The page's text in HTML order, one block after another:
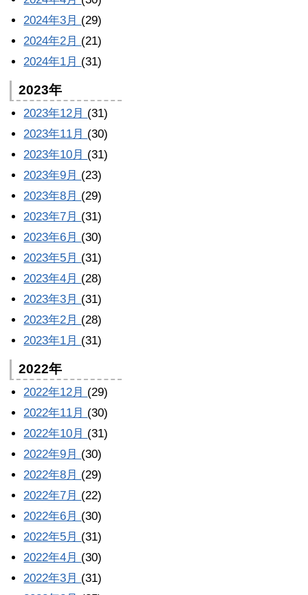
2024年3月 (29)
2024年2月 (21)
2024年1月 (31)
2023年
2023年12月 (31)
2023年11月 (30)
2023年10月 (31)
2023年9月 (23)
2023年8月 (29)
2023年7月 (31)
2023年6月 (30)
2023年5月 (31)
2023年4月 (28)
2023年3月 (31)
2023年2月 (28)
2023年1月 (31)
2022年
2022年12月 (29)
2022年11月 (30)
2022年10月 (31)
2022年9月 (30)
2022年8月 (29)
2022年7月 (22)
2022年6月 (30)
2022年5月 (31)
2022年4月 (30)
2022年3月 (31)